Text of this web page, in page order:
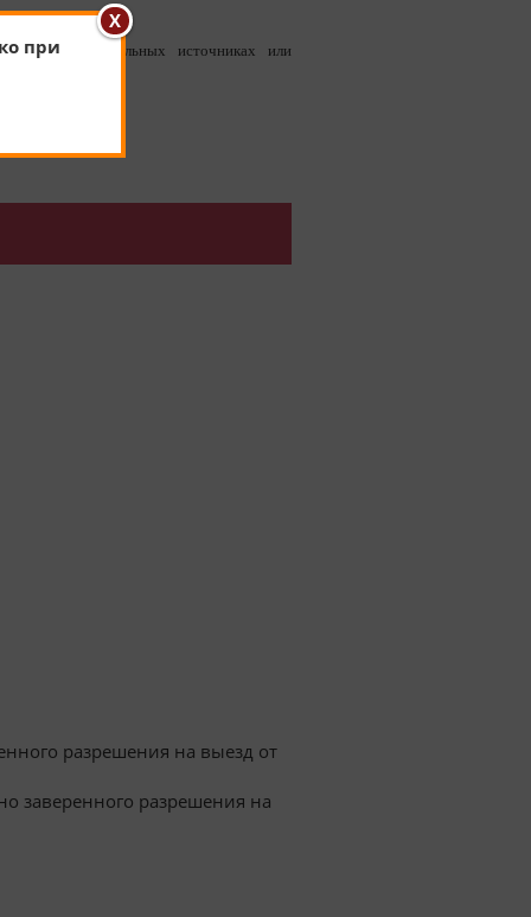
в официальных источниках или
разрешения на выезд от
заверенного разрешения на
при